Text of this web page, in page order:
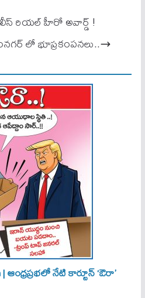
రియల్ హీరో అవార్డ్ !
లో భూప్రకంపనలు..
ఆంధ్రప్రభలో నేటి కార్టూన్ ‘ఔరా’